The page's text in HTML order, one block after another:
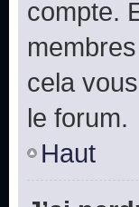
compte.
cela
le forum.
Haut